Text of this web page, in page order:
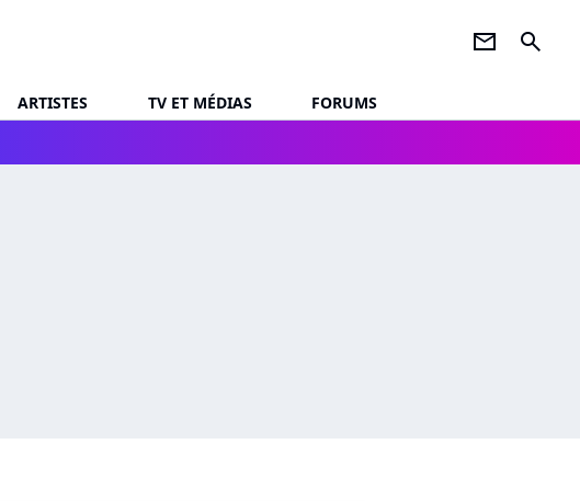
newsletter search
ARTISTES TV ET MÉDIAS
FORUMS